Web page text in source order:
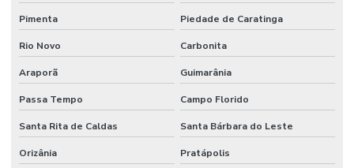
Pimenta Piedade de Caratinga
Rio Novo Carbonita
Araporã Guimarânia
Passa Tempo Campo Florido
Santa Rita de Caldas Santa Bárbara do Leste
Orizânia Pratápolis